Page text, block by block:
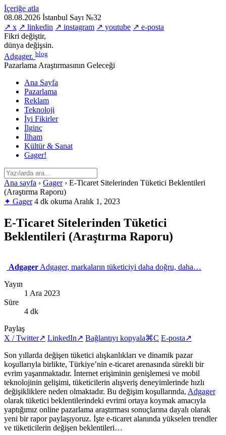
İçeriğe atla
08.08.2026 İstanbul Sayı №32
↗ x ↗ linkedin ↗ instagram ↗ youtube ↗ e-posta
Fikri değiştir,
dünya değişsin.
Adgager. blog
Pazarlama Araştırmasının Geleceği
Ana Sayfa
Pazarlama
Reklam
Teknoloji
İyi Fikirler
İlginç
İlham
Kültür & Sanat
Gager!
Ana sayfa › Gager › E-Ticaret Sitelerinden Tüketici Beklentileri
(Araştırma Raporu)
✦ Gager 4 dk okuma Aralık 1, 2023
E-Ticaret Sitelerinden Tüketici
Beklentileri (Araştırma Raporu)
Adgager Adgager, markaların tüketiciyi daha doğru, daha…
Yayın
1 Ara 2023
Süre
4 dk
Paylaş
X / Twitter↗ LinkedIn↗ Bağlantıyı kopyala⌘C E-posta↗
Son yıllarda değişen tüketici alışkanlıkları ve dinamik pazar
koşullarıyla birlikte, Türkiye’nin e-ticaret arenasında sürekli bir
evrim yaşanmaktadır. İnternet erişiminin genişlemesi ve mobil
teknolojinin gelişimi, tüketicilerin alışveriş deneyimlerinde hızlı
değişikliklere neden olmaktadır. Bu değişim koşullarında, Adgager
olarak tüketici beklentilerindeki evrimi ortaya koymak amacıyla
yaptığımız online pazarlama araştırması sonuçlarına dayalı olarak
yeni bir rapor paylaşıyoruz. İşte e-ticaret alanında yükselen trendler
ve tüketicilerin değişen beklentileri…